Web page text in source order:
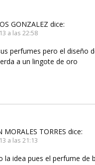
GONZALEZ dice:
a las 22:58
perfumes pero el diseño
a un lingote de oro
MORALES TORRES dice:
a las 21:13
la idea pues el perfume de